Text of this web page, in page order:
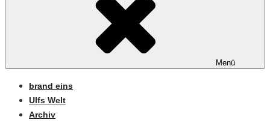
Menü
brand eins
Ulfs Welt
Archiv